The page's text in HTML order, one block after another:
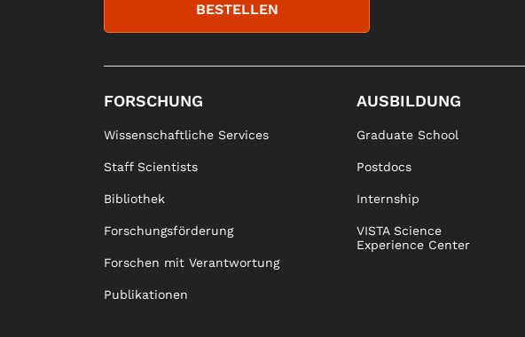
BESTELLEN
FORSCHUNG
Wissenschaftliche Services
Staff Scientists
Bibliothek
Forschungsförderung
Forschen mit Verantwortung
Publikationen
AUSBILDUNG
Graduate School
Postdocs
Internship
VISTA Science
Experience Center